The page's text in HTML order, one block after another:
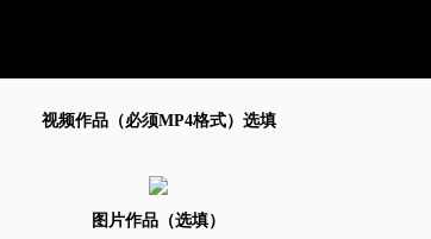
视频作品（必须MP4格式）选填
图片作品（选填）